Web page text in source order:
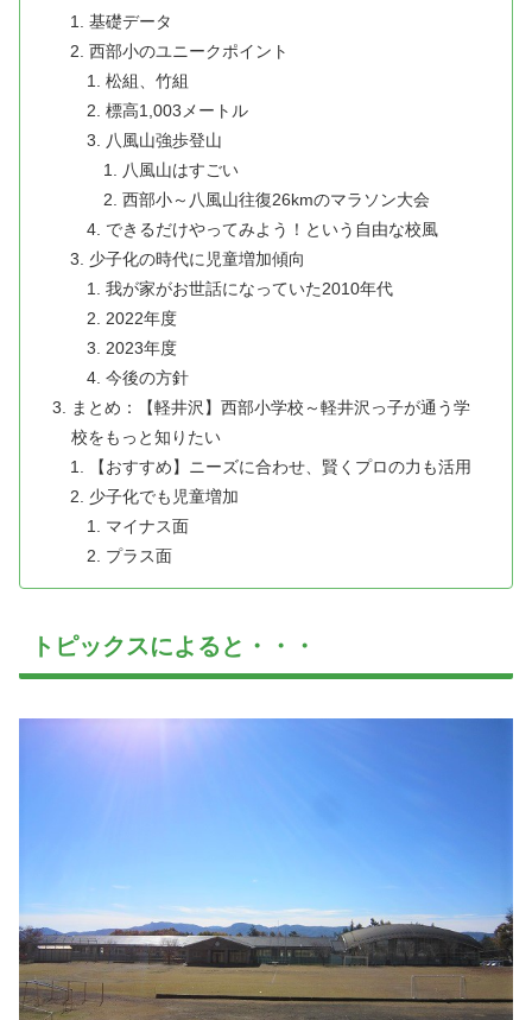
基礎データ
西部小のユニークポイント
松組、竹組
標高1,003メートル
八風山強歩登山
八風山はすごい
西部小～八風山往復26kmのマラソン大会
できるだけやってみよう！という自由な校風
少子化の時代に児童増加傾向
我が家がお世話になっていた2010年代
2022年度
2023年度
今後の方針
まとめ：【軽井沢】西部小学校～軽井沢っ子が通う学
校をもっと知りたい
【おすすめ】ニーズに合わせ、賢くプロの力も活用
少子化でも児童増加
マイナス面
プラス面
トピックスによると・・・